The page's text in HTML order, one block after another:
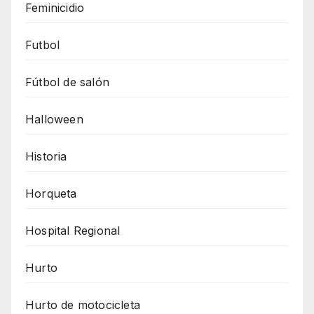
Feminicidio
Futbol
Fútbol de salón
Halloween
Historia
Horqueta
Hospital Regional
Hurto
Hurto de motocicleta